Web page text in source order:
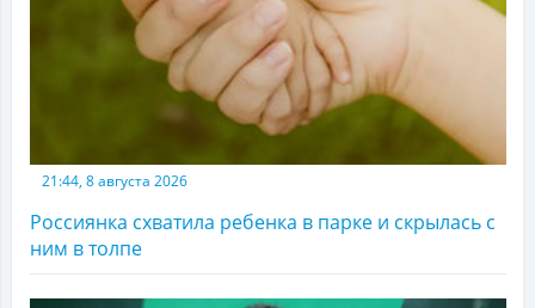
21:44, 8 августа 2026
Россиянка схватила ребенка в парке и скрылась с
ним в толпе